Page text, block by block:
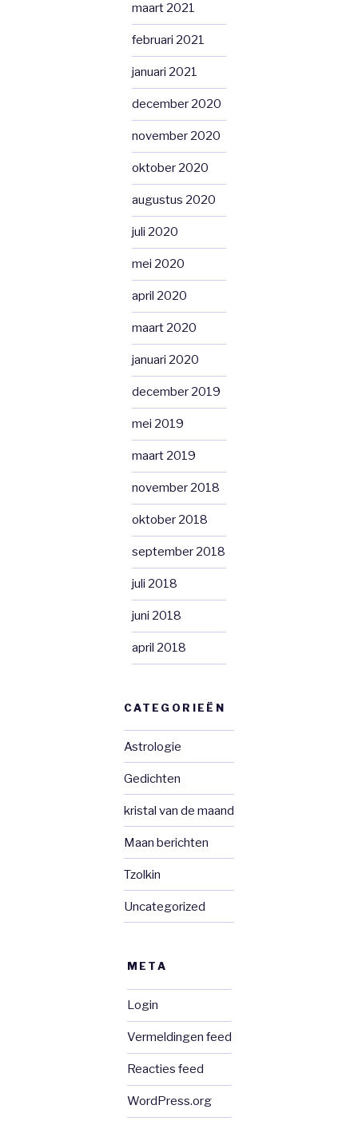
maart 2021
februari 2021
januari 2021
december 2020
november 2020
oktober 2020
augustus 2020
juli 2020
mei 2020
april 2020
maart 2020
januari 2020
december 2019
mei 2019
maart 2019
november 2018
oktober 2018
september 2018
juli 2018
juni 2018
april 2018
CATEGORIEËN
Astrologie
Gedichten
kristal van de maand
Maan berichten
Tzolkin
Uncategorized
META
Login
Vermeldingen feed
Reacties feed
WordPress.org